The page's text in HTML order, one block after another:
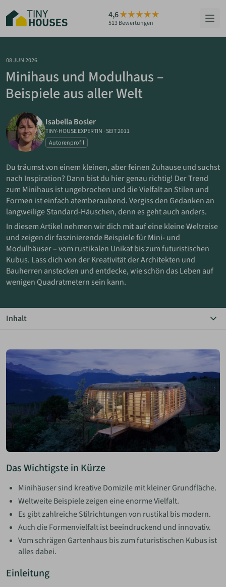
Hauptinhalt
springen
4,6
513 Bewertungen
HÄUSER
BERATUNG
RATGEBER
ÜBER UNS
ZUM HAUS-FINDER
PARTNER WERDEN
ANMELDEN
MERKLISTE
08 JUN 2026
Minihaus und Modulhaus –
Beispiele aus aller Welt
Isabella Bosler
TINY-HOUSE EXPERTIN · SEIT 2011
Autorenprofil
Du träumst von einem kleinen, aber feinen Zuhause und suchst
nach Inspiration? Dann bist du hier genau richtig! Der Trend
zum Minihaus ist ungebrochen und die Vielfalt an Stilen und
Formen ist einfach atemberaubend. Vergiss den Gedanken an
langweilige Standard-Häuschen, denn es geht auch anders.
In diesem Artikel nehmen wir dich mit auf eine kleine Weltreise
und zeigen dir faszinierende Beispiele für Mini- und
Modulhäuser – vom rustikalen Unikat bis zum futuristischen
Kubus. Lass dich von der Kreativität der Architekten und
Bauherren anstecken und entdecke, wie schön das Leben auf
wenigen Quadratmetern sein kann.
Inhalt
Bildergalerie
Vielfältige Wohnstile
Das Wichtigste in Kürze
Minihäuser sind kreative Domizile mit kleiner Grundfläche.
Weltweite Beispiele zeigen eine enorme Vielfalt.
Es gibt zahlreiche Stilrichtungen von rustikal bis modern.
Auch die Formenvielfalt ist beeindruckend und innovativ.
Vom schrägen Gartenhaus bis zum futuristischen Kubus ist
alles dabei.
Einleitung